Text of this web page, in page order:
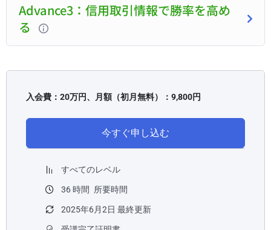
Advance3：信用取引情報で勝率を高め
る
入会費：20万円、月額（初月無料）：9,800円
今すぐ申し込む
すべてのレベル
36 時間 所要時間
2025年6月2日 最終更新